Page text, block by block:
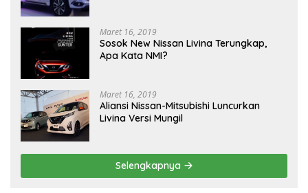
Maret 16, 2019
Sosok New Nissan Livina Terungkap,
Apa Kata NMI?
Maret 16, 2019
Aliansi Nissan-Mitsubishi Luncurkan
Livina Versi Mungil
Selengkapnya